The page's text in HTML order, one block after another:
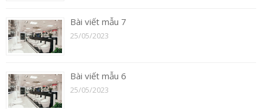
Bài viết mẫu 7
25/05/2023
Bài viết mẫu 6
25/05/2023